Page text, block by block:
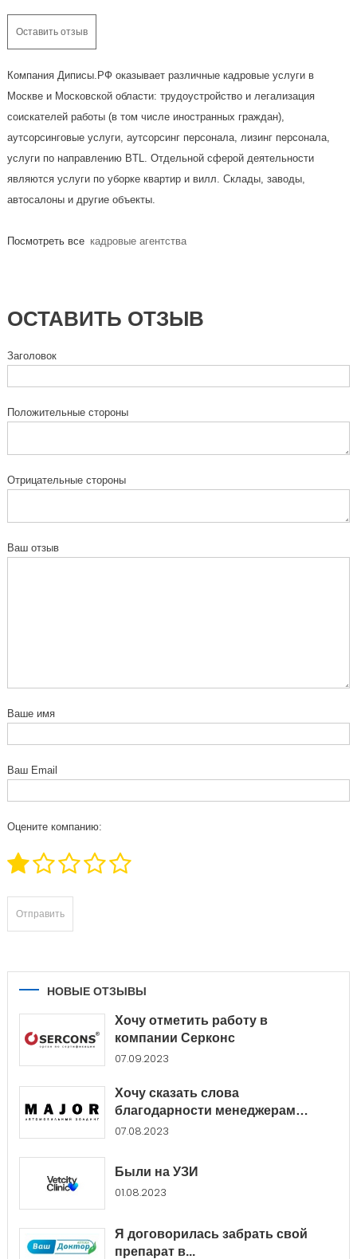
Оставить отзыв
Компания Диписы.РФ оказывает различные кадровые услуги в
Москве и Московской области: трудоустройство и легализация
соискателей работы (в том числе иностранных граждан),
аутсорсинговые услуги, аутсорсинг персонала, лизинг персонала,
услуги по направлению BTL. Отдельной сферой деятельности
являются услуги по уборке квартир и вилл. Склады, заводы,
автосалоны и другие объекты.
Посмотреть все кадровые агентства
ОСТАВИТЬ ОТЗЫВ
Заголовок
Положительные стороны
Отрицательные стороны
Ваш отзыв
Ваше имя
Ваш Email
Оцените компанию:
НОВЫЕ ОТЗЫВЫ
Хочу отметить работу в
компании Серконс
07.09.2023
Хочу сказать слова
благодарности менеджерам
Major...
07.08.2023
Были на УЗИ
01.08.2023
Я договорилась забрать свой
препарат в...